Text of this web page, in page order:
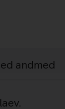
andmed